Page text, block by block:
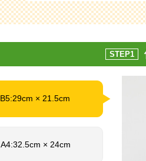
STEP1
B5:29cm × 21.5cm
A4:32.5cm × 24cm